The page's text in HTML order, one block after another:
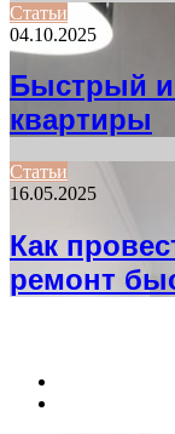
Статьи
04.10.2025
Быстрый и
квартиры
Статьи
16.05.2025
Как
ремонт